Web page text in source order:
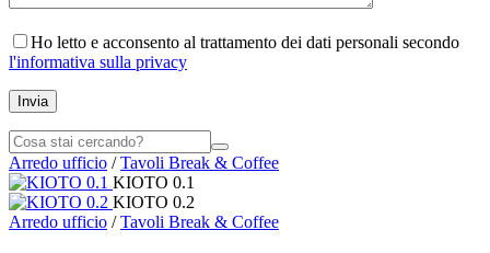
Ho letto e acconsento al trattamento dei dati personali secondo
l'informativa sulla privacy
Invia
Arredo ufficio /Tavoli Break & Coffee
KIOTO 0.1
KIOTO 0.2
Arredo ufficio /Tavoli Break & Coffee